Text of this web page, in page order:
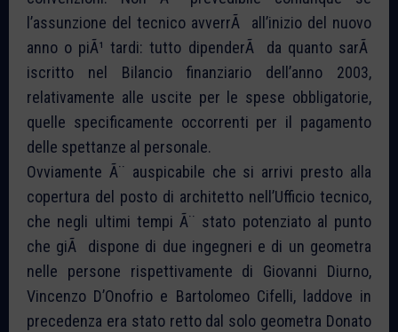
l’assunzione del tecnico avverrÃ all’inizio del nuovo
anno o piÃ¹ tardi: tutto dipenderÃ da quanto sarÃ
iscritto nel Bilancio finanziario dell’anno 2003,
relativamente alle uscite per le spese obbligatorie,
quelle specificamente occorrenti per il pagamento
delle spettanze al personale.
Ovviamente Ã¨ auspicabile che si arrivi presto alla
copertura del posto di architetto nell’Ufficio tecnico,
che negli ultimi tempi Ã¨ stato potenziato al punto
che giÃ dispone di due ingegneri e di un geometra
nelle persone rispettivamente di Giovanni Diurno,
Vincenzo D’Onofrio e Bartolomeo Cifelli, laddove in
precedenza era stato retto dal solo geometra Donato